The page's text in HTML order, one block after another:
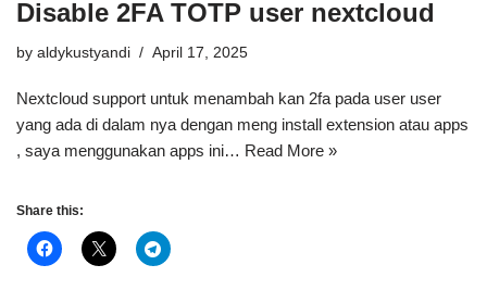
Disable 2FA TOTP user nextcloud
by aldykustyandi April 17, 2025
Nextcloud support untuk menambah kan 2fa pada user user
yang ada di dalam nya dengan meng install extension atau apps
, saya menggunakan apps ini… Read More »
Share this: